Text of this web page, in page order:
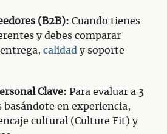
(B2B): Cuando tienes
y debes comparar
calidad y soporte
Clave: Para evaluar a 3
en experiencia,
cultural (Culture Fit) y